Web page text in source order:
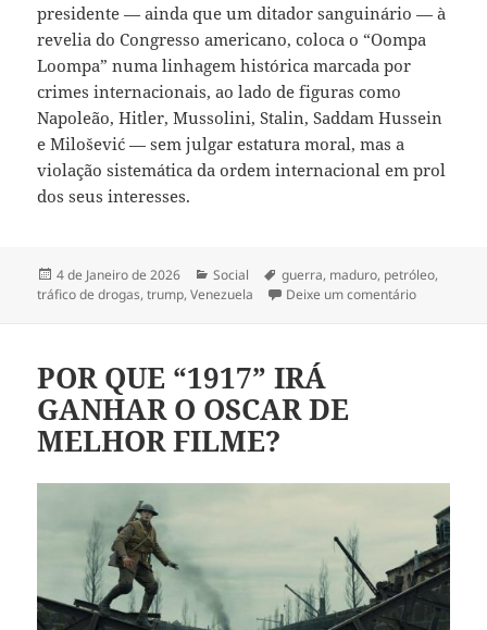
presidente — ainda que um ditador sanguinário — à
revelia do Congresso americano, coloca o “Oompa
Loompa” numa linhagem histórica marcada por
crimes internacionais, ao lado de figuras como
Napoleão, Hitler, Mussolini, Stalin, Saddam Hussein
e Milošević — sem julgar estatura moral, mas a
violação sistemática da ordem internacional em prol
dos seus interesses.
Publicado
a
4 de Janeiro de 2026 Categorias
Social Etiquetas
guerra, maduro, petróleo,
tráfico de drogas,trump,Venezuela Deixe um comentáriosobre
POR QUE “1917” IRÁ
GANHAR O OSCAR DE
MELHOR FILME?